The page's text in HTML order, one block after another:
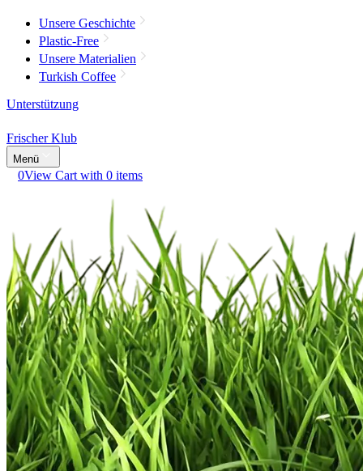
Unsere Geschichte
Plastic-Free
Unsere Materialien
Turkish Coffee
Unterstützung
Frischer Klub
Menü
0View Cart with 0 items